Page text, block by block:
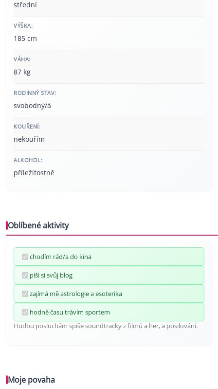
střední
VÝŠKA:
185 cm
VÁHA:
87 kg
RODINNÝ STAV:
svobodný/á
KOUŘENÍ:
nekouřím
ALKOHOL:
příležitostně
Oblíbené aktivity
chodím rád/a do kina
píši si svůj blog
zajímá mě astrologie a esoterika
hodně času trávím sportem
Hudbu posluchám spíše soundtracky z filmů a her, a posilování.
Moje povaha